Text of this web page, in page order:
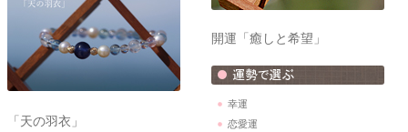
「天の羽衣」
開運「癒しと希望」
幸運
恋愛運